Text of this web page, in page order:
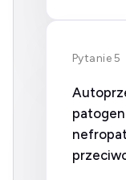
Pytanie 5